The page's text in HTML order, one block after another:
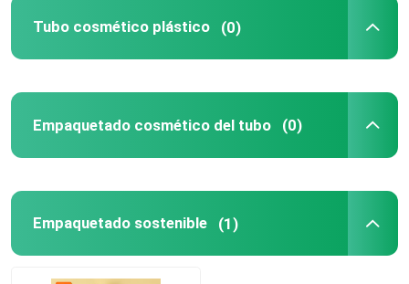
Los tubos de boquilla
ABL Tubos cosméticos
Tubos cosméticos PBL
Tubo cosmético plástico (0)
Empaquetado cosmético del tubo (0)
Empaquetado sostenible (1)